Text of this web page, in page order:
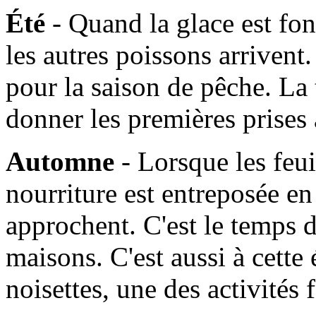
Été - Quand la glace est
les autres poissons
pour la saison de pêche.
donner les premières
Automne - Lorsque les
nourriture est entreposée
approchent. C'est le temps
maisons. C'est aussi à
noisettes, une des